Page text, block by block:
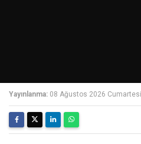
Yayınlanma: 08 Ağustos 2026